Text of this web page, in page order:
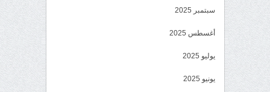
سبتمبر 2025
أغسطس 2025
يوليو 2025
يونيو 2025